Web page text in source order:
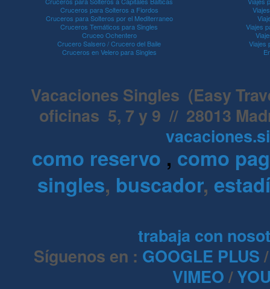
Cruceros para Solteros a Fiordos
Cruceros para Solteros por el Mediterraneo
Cruceros Temáticos para Singles
Cruceo Ochentero
Crucero Salsero / Crucero del Baile
Cruceros en Velero para Singles
Viajes
Viajes
Vacaciones Singles (Easy
oficinas 5, 7 y 9 // 28013
como reservo , como
singles, buscador,
trabaja con
Síguenos en : GOOGLE PLUS
VIMEO /